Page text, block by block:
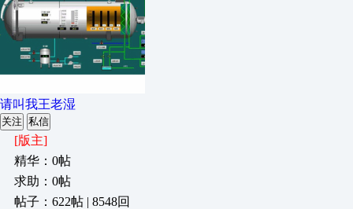
请叫我王老湿
关注 私信
[版主]
精华：0帖
求助：0帖
帖子：622帖 | 8548回